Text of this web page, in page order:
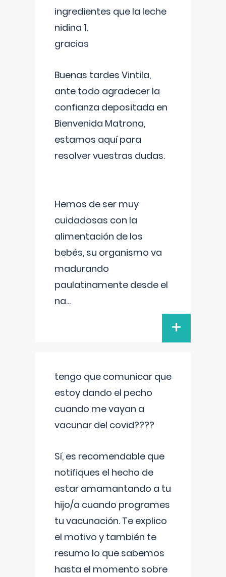
ingredientes que la leche
nidina 1.
gracias
Buenas tardes Vintila,
ante todo agradecer la
confianza depositada en
Bienvenida Matrona,
estamos aquí para
resolver vuestras dudas.
Hemos de ser muy
cuidadosas con la
alimentación de los
bebés, su organismo va
madurando
paulatinamente desde el
na...
+
tengo que comunicar que
estoy dando el pecho
cuando me vayan a
vacunar del covid????
Sí, es recomendable que
notifiques el hecho de
estar amamantando a tu
hijo/a cuando programes
tu vacunación. Te explico
el motivo y también te
resumo lo que sabemos
hasta el momento sobre